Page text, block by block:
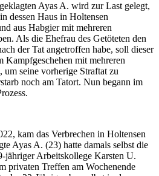
Ayas A. wird zur Last gelegt,
dessen Haus in Holtensen
aus Habgier mit mehreren
Als die Ehefrau des Getöteten den
der Tat angetroffen habe, soll dieser
Kampfgeschehen mit mehreren
um seine vorherige Straftat zu
noch am Tatort. Nun begann im
kam das Verbrechen in Holtensen
Ayas A. (23) hatte damals selbst die
jähriger Arbeitskollege Karsten U.
privaten Treffen am Wochenende